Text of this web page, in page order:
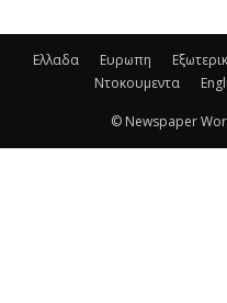
Ελλαδα Ευρωπη
Ντοκουμεντα
© Newspaper